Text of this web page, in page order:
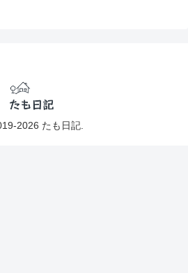
2026 たも日記.